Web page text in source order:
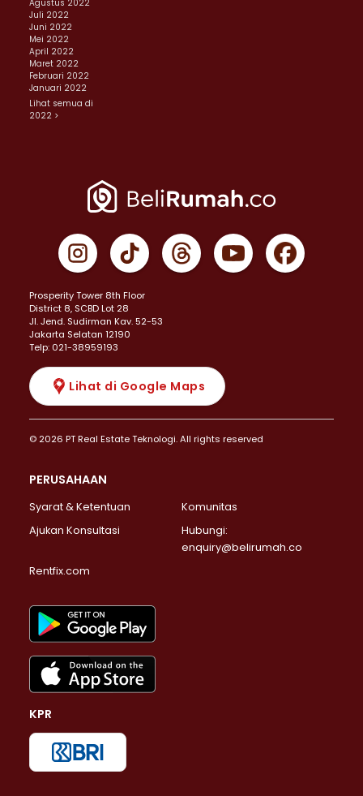
Agustus 2022
Juli 2022
Juni 2022
Mei 2022
April 2022
Maret 2022
Februari 2022
Januari 2022
Lihat semua di
2022 >
Prosperity Tower 8th Floor
District 8, SCBD Lot 28
JI. Jend. Sudirman Kav. 52-53
Jakarta Selatan 12190
Telp: 021-38959193
Lihat di Google Maps
© 2026 PT Real Estate Teknologi. All rights reserved
PERUSAHAAN
Syarat & Ketentuan
Komunitas
Ajukan Konsultasi
Hubungi:
enquiry@belirumah.co
Rentfix.com
KPR